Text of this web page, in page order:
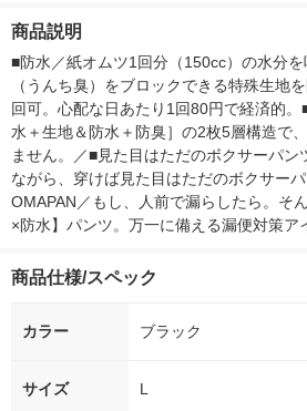
商品説明
■防水／紙オムツ1回分（150cc）の水分
（うんち臭）をブロックできる特殊生地
回可。心配な日あたり1回80円で経済的
水＋生地＆防水＋防臭］の2枚5層構造で
ません。／■見た目はただのボクサーパン
ながら、穿けば見た目はただのボクサー
OMAPAN／もし、人前で漏らしたら。そ
×防水】パンツ。万一に備える漏便対策ア
商品仕様/スペック
カラー ブラック
サイズ L